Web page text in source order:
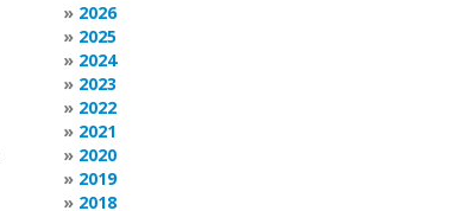
2026
2025
2024
2023
2022
2021
2020
2019
2018